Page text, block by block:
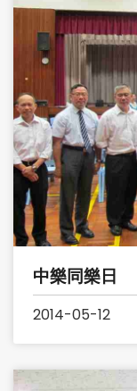
中樂同樂日
2014-05-12